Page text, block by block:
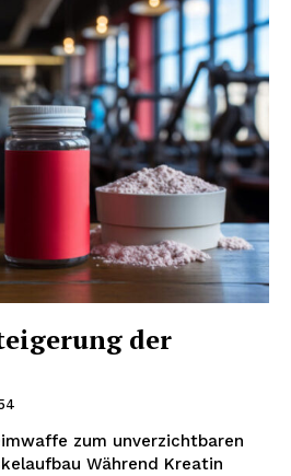
der
zum unverzichtbaren
Während Kreatin